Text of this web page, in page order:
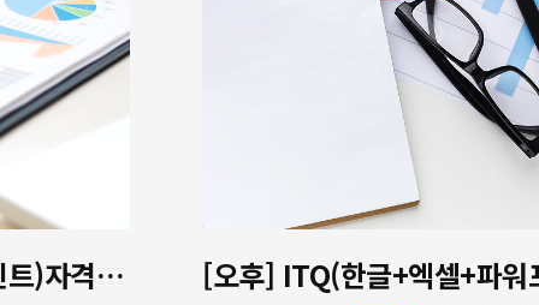
[오전] ITQ(한글+엑셀+파워포인트)자격증 취득과정 72H